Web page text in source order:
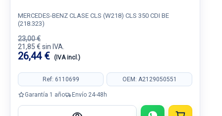
MERCEDES-BENZ CLASE CLS (W218) CLS 350 CDI BE
(218.323)
23,00 €
21,85 € sin IVA.
26,44 € (IVA incl.)
Ref: 6110699 OEM: A2129050551
Garantía 1 año Envío 24-48h